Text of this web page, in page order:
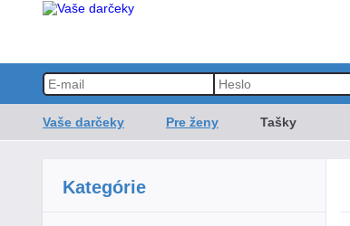
Vaše darčeky Pre ženy Tašky
Kategórie